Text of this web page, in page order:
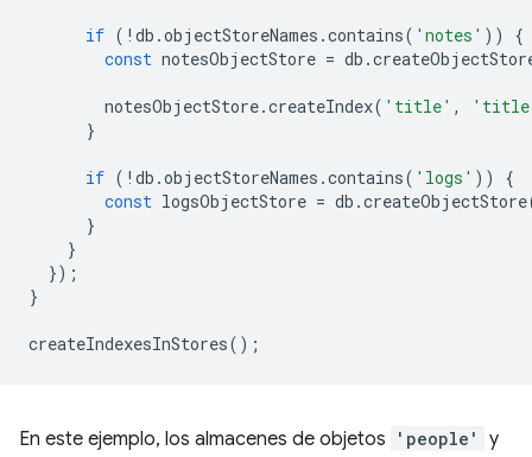
if ( ! db .objectStoreNames .contains( 'notes' ))
{
const notesObjectStore = db .
notesObjectStore.createIndex( 'title' ,
}
if ( ! db .objectStoreNames .contains( 'logs' ))
{
const logsObjectStore = db .createObjectStore
}
}
});
}
createIndexesInStores();
En este ejemplo, los almacenes de objetos 'people' y